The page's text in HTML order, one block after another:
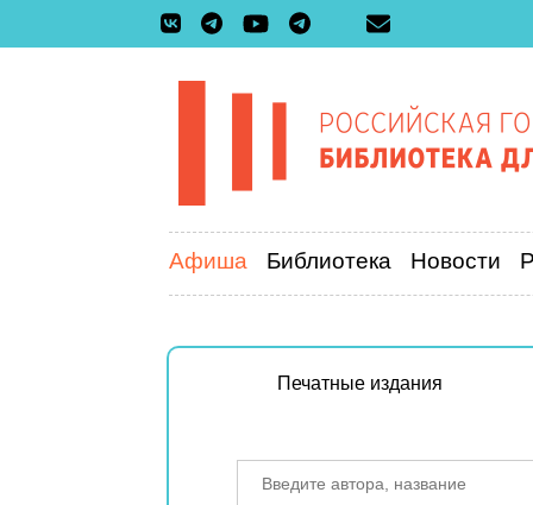
Афиша Библиотека Новости
Печатные издания